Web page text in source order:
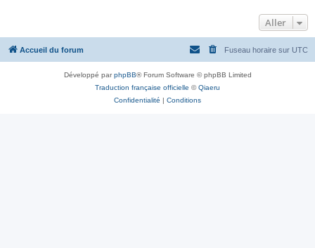
Aller
Accueil du forum Fuseau horaire sur UTC
Développé parphpBB® Forum Software © phpBB Limited
Traduction française officielle ©Qiaeru
Confidentialité | Conditions